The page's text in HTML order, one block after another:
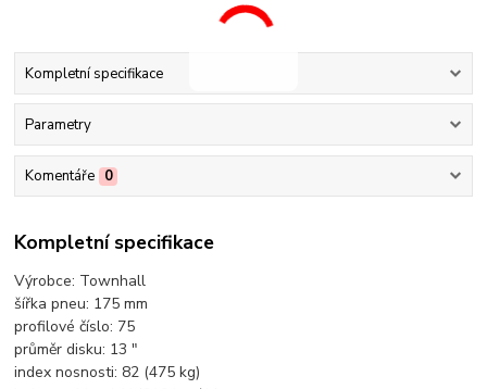
Kompletní specifikace
Parametry
Komentáře 0
Kompletní specifikace
Výrobce: Townhall
šířka pneu: 175 mm
profilové číslo: 75
průměr disku: 13 "
index nosnosti: 82 (475 kg)